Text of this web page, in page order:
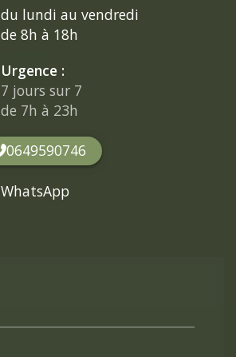
du lundi au vendredi
de 8h à 18h
Urgence :
7 jours sur 7
de 7h à 23h
0649590746
WhatsApp